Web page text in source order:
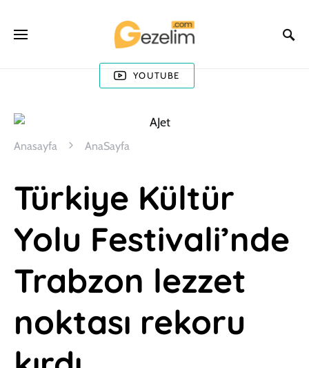
YOUTUBE
Anasayfa AnaSayfa
Türkiye Kültür
Yolu Festivali’nde
Trabzon lezzet
noktası rekoru